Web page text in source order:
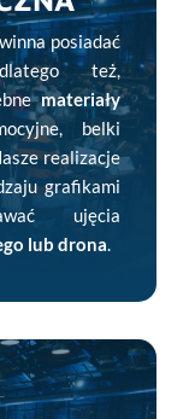
posiadać
też,
materiały
belki
realizacje
grafikami
ujęcia
lub drona.